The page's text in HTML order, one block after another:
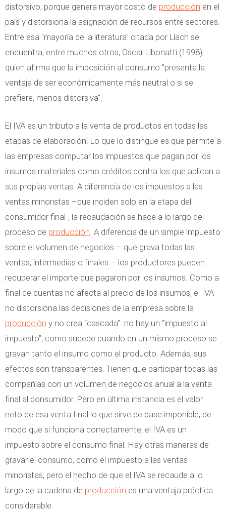
distorsivo, porque genera mayor costo de producción en el
país y distorsiona la asignación de recursos entre sectores.
Entre esa "mayoría de la literatura" citada por Llach se
encuentra, entre muchos otros, Oscar Libonatti (1998),
quien afirma que la imposición al consumo "presenta la
ventaja de ser económicamente más neutral o si se
prefiere, menos distorsiva".
El IVA es un tributo a la venta de productos en todas las
etapas de elaboración. Lo que lo distingue es que permite a
las empresas computar los impuestos que pagan por los
insumos materiales como créditos contra los que aplican a
sus propias ventas. A diferencia de los impuestos a las
ventas minoristas –que inciden solo en la etapa del
consumidor final-, la recaudación se hace a lo largo del
proceso de producción . A diferencia de un simple impuesto
sobre el volumen de negocios – que grava todas las
ventas, intermedias o finales – los productores pueden
recuperar el importe que pagaron por los insumos. Como a
final de cuentas no afecta al precio de los insumos, el IVA
no distorsiona las decisiones de la empresa sobre la
producción y no crea “cascada”: no hay un “impuesto al
impuesto”, como sucede cuando en un mismo proceso se
gravan tanto el insumo como el producto. Además, sus
efectos son transparentes. Tienen que participar todas las
compañías con un volumen de negocios anual a la venta
final al consumidor. Pero en última instancia es el valor
neto de esa venta final lo que sirve de base imponible, de
modo que si funciona correctamente, el IVA es un
impuesto sobre el consumo final. Hay otras maneras de
gravar el consumo, como el impuesto a las ventas
minoristas, pero el hecho de que el IVA se recaude a lo
largo de la cadena de producción es una ventaja práctica
considerable.